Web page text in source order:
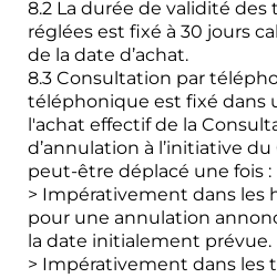
8.2 La durée de validité
réglées est fixé à 30 jours
de la date d’achat.
8.3 Consultation par
téléphonique est fixé dans
l'achat effectif de la
d’annulation à l’initiative
peut-être déplacé une fois :
> Impérativement dans les
pour une annulation
la date initialement prévue.
> Impérativement dans les